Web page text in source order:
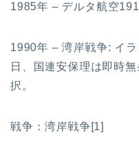
1985年 – デルタ航空
1990年 – 湾岸戦争: イ
日、国連安保理は即時
択。
戦争：湾岸戦争[1]